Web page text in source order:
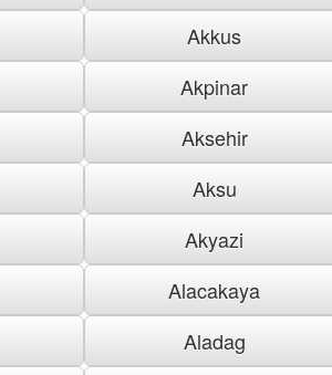
Akkus
Akpinar
Aksehir
Aksu
Akyazi
Alacakaya
Aladag